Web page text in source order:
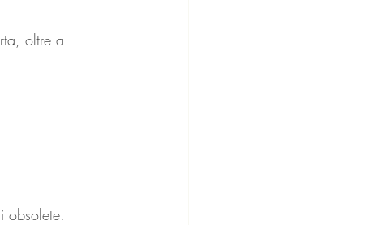
oltre a
obsolete.